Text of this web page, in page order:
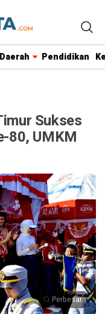
Daerah Pendidikan
Sukses
80, UMKM
Perbesar